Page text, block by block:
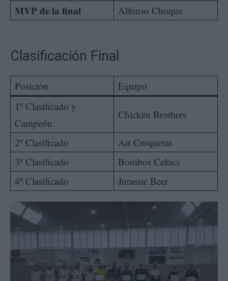
MVP de la final Alfonso Choque
Clasificación Final
Posición
Equipo
1º Clasificado y
Campeón
Chicken Brothers
2º Clasificado
Air Croquetas
3º Clasificado
Bombos Celtics
4º Clasificado
Jurassic Beer